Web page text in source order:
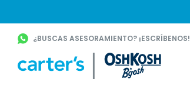
¿BUSCAS ASESORAMIENTO? ¡ESCRÍBENOS!